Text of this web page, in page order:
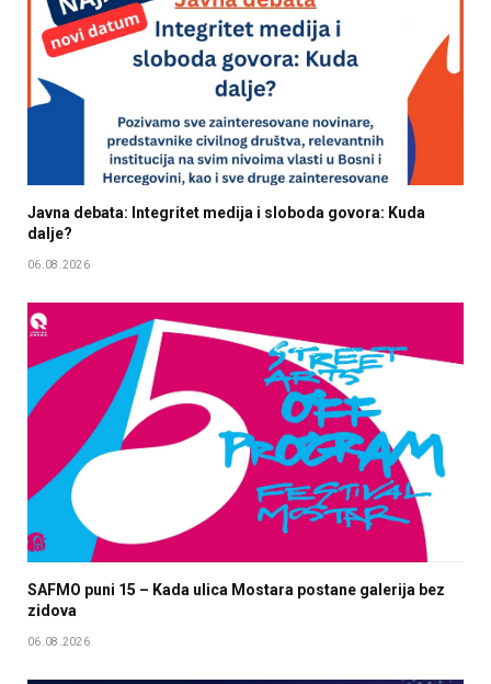
Javna debata: Integritet medija i sloboda govora: Kuda
dalje?
06.08.2026
SAFMO puni 15 – Kada ulica Mostara postane galerija bez
zidova
06.08.2026